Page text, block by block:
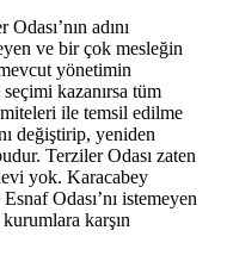
adını
ve bir çok mesleğin
yönetimin
kazanırsa tüm
ile temsil edilme
değiştirip, yeniden
Terziler Odası zaten
yok. Karacabey
Odası’nı istemeyen
karşın